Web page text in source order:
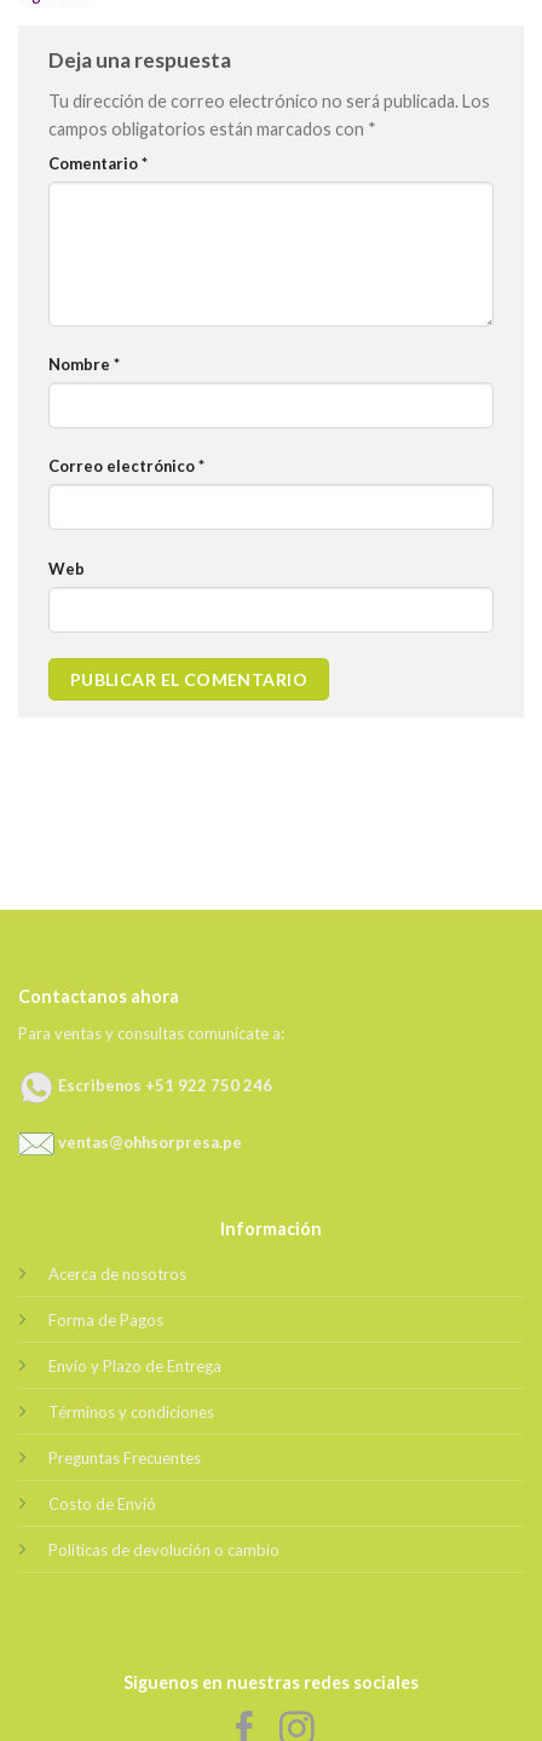
Deja una respuesta
Tu dirección de correo electrónico no será publicada.Los
campos obligatorios están marcados con *
Comentario*
Nombre *
Correo electrónico*
Web
Contactanos ahora
Para ventas y consultas comunícate a:
Escribenos +51 922 750 246
ventas@ohhsorpresa.pe
Información
Acerca de nosotros
Forma de Pagos
Envio y Plazo de Entrega
Términos y condiciones
Preguntas Frecuentes
Costo de Envió
Políticas de devolución o cambio
Siguenos en nuestras redes sociales